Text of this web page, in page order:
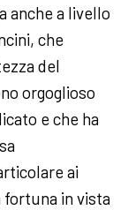
anche a livello
che
del
orgoglioso
e che ha
ai
in vista